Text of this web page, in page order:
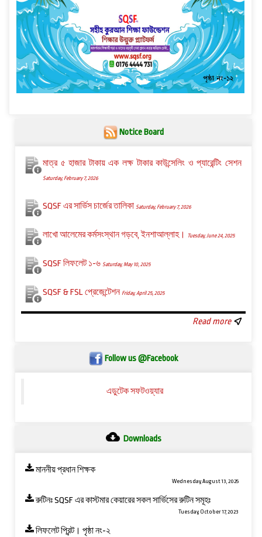
Notice Board
মাত্র ৫ হাজার টাকায় এক লক্ষ টাকার কাউন্সেলিং ও প্যারেন্টিং সেশন
Saturday, February 7, 2026
SQSF এর সার্ভিস চার্জের তালিকা Saturday, February 7, 2026
লাখো আলেমের কর্মসংস্থান গড়বে, ইনশাআল্লাহ। Tuesday, June 24, 2025
SQSF লিফলেট ১-৬ Saturday, May 10, 2025
SQSF & FSL প্রেজেন্টেশন Friday, April 25, 2025
Read more
Follow us @Facebook
এডুটেক সফটওয়্যার
Downloads
মাননীয় প্রধান শিক্ষক
Wednesday, August 13, 2025
রুটিনঃ SQSF এর কাস্টমার কেয়ারের সকল সার্ভিসের রুটিন সমূহঃ
Tuesday, October 17, 2023
লিফলেট প্রিন্ট। পৃষ্ঠা নং-২